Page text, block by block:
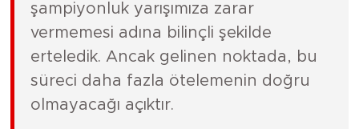
şampiyonluk yarışımıza zarar
vermemesi adına bilinçli şekilde
erteledik. Ancak gelinen noktada, bu
süreci daha fazla ötelemenin doğru
olmayacağı açıktır.